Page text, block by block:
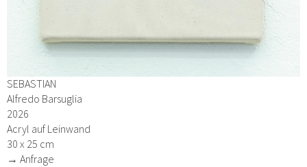
SEBASTIAN
Alfredo Barsuglia
2026
Acryl auf Leinwand
30 x 25 cm
→ Anfrage